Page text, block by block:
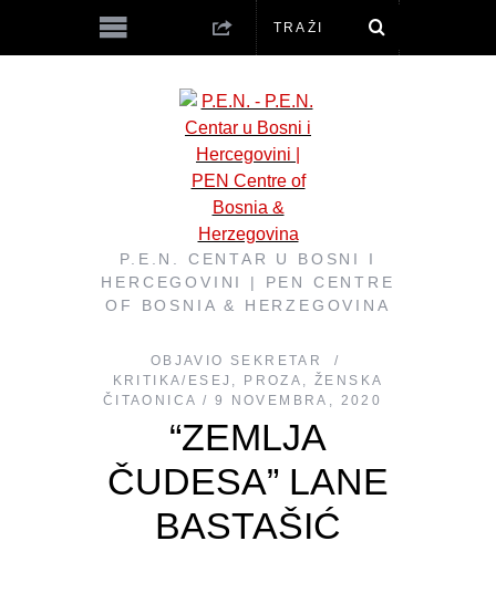
P.E.N. CENTAR U BOSNI I
HERCEGOVINI | PEN CENTRE
OF BOSNIA & HERZEGOVINA
OBJAVIO
SEKRETAR
KRITIKA/ESEJ , PROZA ,ŽENSKA
ČITAONICA
9 NOVEMBRA, 2020
“ZEMLJA
ČUDESA” LANE
BASTAŠIĆ